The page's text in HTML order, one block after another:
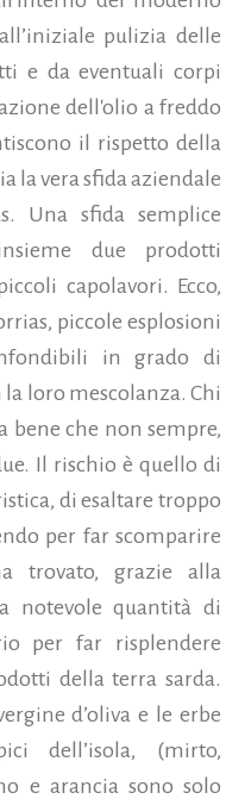
pulizia delle
e da eventuali corpi
dell'olio a freddo
il rispetto della
la vera sfida aziendale
Una sfida semplice
due prodotti
capolavori. Ecco,
piccole esplosioni
in grado di
loro mescolanza. Chi
bene che non sempre,
Il rischio è quello di
di esaltare troppo
per far scomparire
trovato, grazie alla
notevole quantità di
per far risplendere
della terra sarda.
d’oliva e le erbe
dell’isola, (mirto,
e arancia sono solo